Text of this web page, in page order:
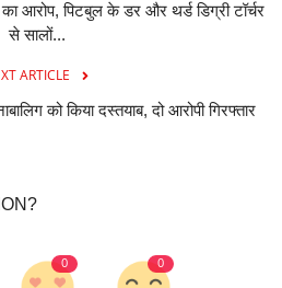
आरोप, पिटबुल के डर और थर्ड डिग्री टॉर्चर
से सालों...
ARTICLE
को किया दस्तयाब, दो आरोपी गिरफ्तार
0 0